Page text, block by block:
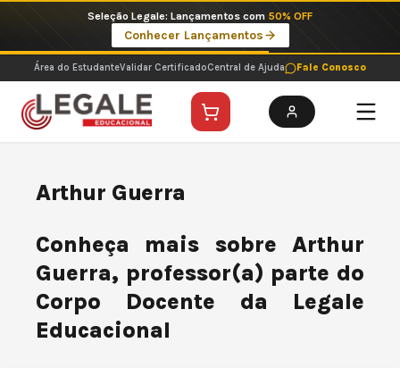
o
conteúdo
Seleção Legale: Lançamentos com 50% OFF
Conhecer Lançamentos
Área do EstudanteValidar CertificadoCentral de Ajuda Fale Conosco
Arthur Guerra
Conheça mais sobre Arthur
Guerra, professor(a) parte do
Corpo Docente da Legale
Educacional